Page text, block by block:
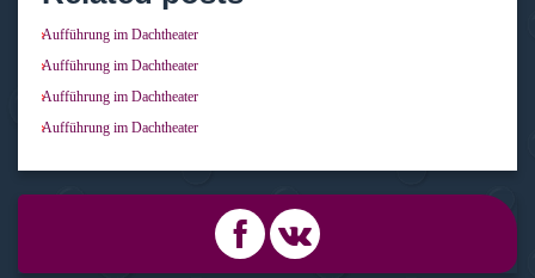
Aufführung im Dachtheater
Aufführung im Dachtheater
Aufführung im Dachtheater
Aufführung im Dachtheater